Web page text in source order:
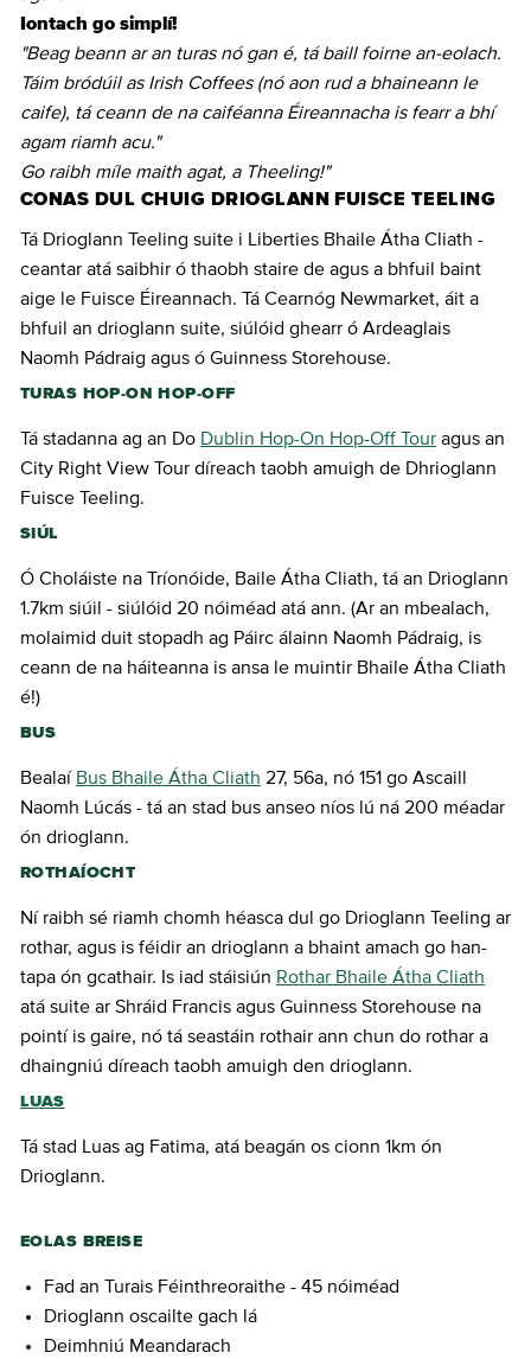
Iontach go simplí!
"Beag beann ar an turas nó gan é, tá baill foirne an-eolach.
Táim bródúil as Irish Coffees (nó aon rud a bhaineann le
caife), tá ceann de na caiféanna Éireannacha is fearr a bhí
agam riamh acu."
Go raibh míle maith agat, a Theeling!"
CONAS DUL CHUIG DRIOGLANN FUISCE TEELING
Tá Drioglann Teeling suite i Liberties Bhaile Átha Cliath -
ceantar atá saibhir ó thaobh staire de agus a bhfuil baint
aige le Fuisce Éireannach. Tá Cearnóg Newmarket, áit a
bhfuil an drioglann suite, siúlóid ghearr ó Ardeaglais
Naomh Pádraig agus ó Guinness Storehouse.
TURAS HOP-ON HOP-OFF
Tá stadanna ag an Do Dublin Hop-On Hop-Off Tour agus an
City Right View Tour díreach taobh amuigh de Dhrioglann
Fuisce Teeling.
SIÚL
Ó Choláiste na Tríonóide, Baile Átha Cliath, tá an Drioglann
1.7km siúil - siúlóid 20 nóiméad atá ann. (Ar an mbealach,
molaimid duit stopadh ag Páirc álainn Naomh Pádraig, is
ceann de na háiteanna is ansa le muintir Bhaile Átha Cliath
é!)
BUS
Bealaí Bus Bhaile Átha Cliath 27, 56a, nó 151 go Ascaill
Naomh Lúcás - tá an stad bus anseo níos lú ná 200 méadar
ón drioglann.
ROTHAÍOCHT
Ní raibh sé riamh chomh héasca dul go Drioglann Teeling ar
rothar, agus is féidir an drioglann a bhaint amach go han-
tapa ón gcathair. Is iad stáisiún Rothar Bhaile Átha Cliath
atá suite ar Shráid Francis agus Guinness Storehouse na
pointí is gaire, nó tá seastáin rothair ann chun do rothar a
dhaingniú díreach taobh amuigh den drioglann.
LUAS
Tá stad Luas ag Fatima, atá beagán os cionn 1km ón
Drioglann.
EOLAS BREISE
Fad an Turais Féinthreoraithe - 45 nóiméad
Drioglann oscailte gach lá
Deimhniú Meandarach